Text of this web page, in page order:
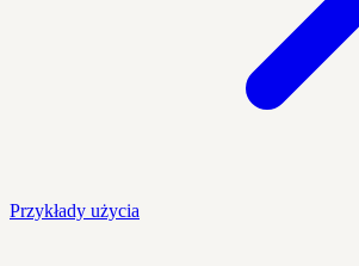
Przykłady użycia